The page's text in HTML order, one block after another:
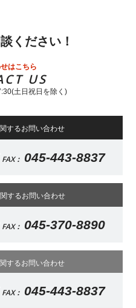
ください！
はこちら
US
土日祝日を除く)
するお問い合わせ
FAX： 045-443-8837
するお問い合わせ
FAX： 045-370-8890
するお問い合わせ
FAX： 045-443-8837